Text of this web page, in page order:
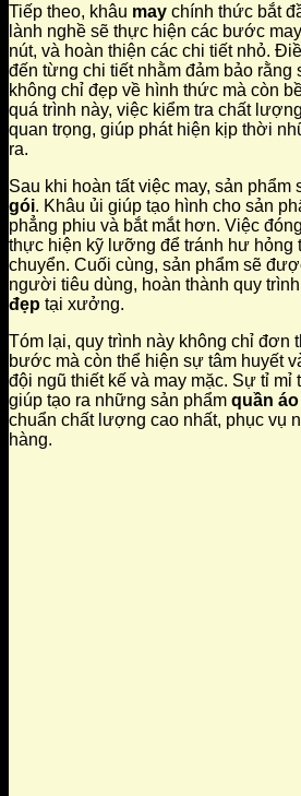
Tiếp theo, khâu may chính thức bắt
lành nghề sẽ thực hiện các bước
nút, và hoàn thiện các chi tiết nhỏ.
đến từng chi tiết nhằm đảm bảo rằng
không chỉ đẹp về hình thức mà còn
quá trình này, việc kiểm tra chất
quan trọng, giúp phát hiện kịp thời
ra.
Sau khi hoàn tất việc may, sản phẩm
gói. Khâu ủi giúp tạo hình cho sản
phẳng phiu và bắt mắt hơn. Việc
thực hiện kỹ lưỡng để tránh hư hỏng
chuyển. Cuối cùng, sản phẩm sẽ
người tiêu dùng, hoàn thành quy trình
đẹp tại xưởng.
Tóm lại, quy trình này không chỉ đơn
bước mà còn thể hiện sự tâm huyết
đội ngũ thiết kế và may mặc. Sự tỉ mỉ
giúp tạo ra những sản phẩm quần
chuẩn chất lượng cao nhất, phục vụ
hàng.